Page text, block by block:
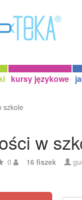
kursy językowe
szkole
w
0 16 fiszek